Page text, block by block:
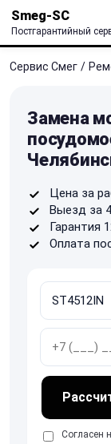
Smeg-SC
Постгарантийный
Сервис Смег /
Замена
Цена за
Выезд за
Гарантия
Оплата
Согласен